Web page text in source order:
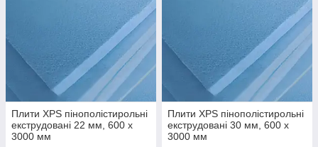
Плити XPS пінополістирольні
екструдовані 22 мм, 600 х
3000 мм
Плити XPS пінополістирольні
екструдовані 30 мм, 600 х
3000 мм